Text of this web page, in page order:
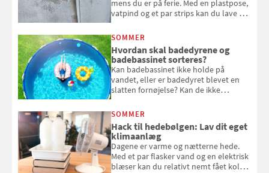
mens du er på ferie. Med en plastpose,
vatpind og et par strips kan du lave dit
at bede naboen om at vande eller
komme hjem til døde planter
SOMMER
Hvordan skal badedyrene og
badebassinet sorteres?
Kan badebassinet ikke holde på
vandet, eller er badedyret blevet en
slatten fornøjelse? Kan de ikke
opmærksom, når du smider
badebassinet eller et badedyr ud
SOMMER
Hack til hedebølgen: Lav dit eget
klimaanlæg
Dagene er varme og nætterne hede.
Med et par flasker vand og en elektrisk
blæser kan du relativt nemt fået koldt